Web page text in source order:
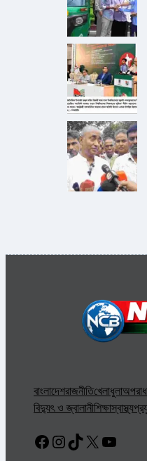
বাংলাদেশরাজনীতিখেলাধুলাঅপরাধ
বিদ্যুৎ ও জ্বালানীশিক্ষাস্বাস্থ্য
Facebook
Instagram
TikTok
X